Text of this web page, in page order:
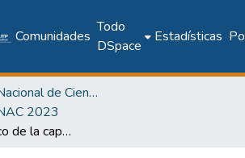
Comunidades
Todo
DSpace
Estadísticas
Congreso Nacional de Ciencia y Tecnología – APANAC
2023
Análisis numérico de la capacidad de cimientos profundos en suelos estratificados